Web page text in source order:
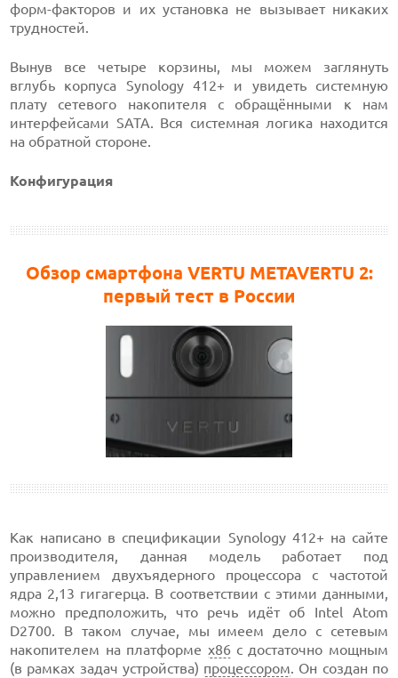
форм-факторов и их установка не вызывает никаких
трудностей.
Вынув все четыре корзины, мы можем заглянуть
вглубь корпуса Synology 412+ и увидеть системную
плату сетевого накопителя с обращёнными к нам
интерфейсами SATA. Вся системная логика находится
на обратной стороне.
Конфигурация
Обзор смартфона VERTU METAVERTU 2:
первый тест в России
Как написано в спецификации Synology 412+ на сайте
производителя, данная модель работает под
управлением двухъядерного процессора с частотой
ядра 2,13 гигагерца. В соответствии с этими данными,
можно предположить, что речь идёт об Intel Atom
D2700. В таком случае, мы имеем дело с сетевым
накопителем на платформе x86с достаточно мощным
(в рамках задач устройства) процессором. Он создан по